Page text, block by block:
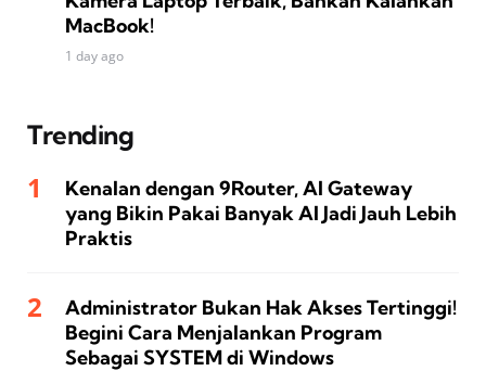
MacBook!
1 day ago
Trending
Kenalan dengan 9Router, AI Gateway
yang Bikin Pakai Banyak AI Jadi Jauh Lebih
Praktis
Administrator Bukan Hak Akses Tertinggi!
Begini Cara Menjalankan Program
Sebagai SYSTEM di Windows